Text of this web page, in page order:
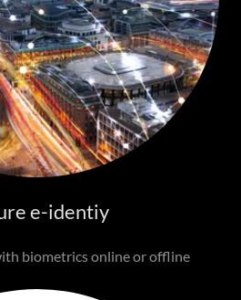
e-identiy
biometrics online or offline